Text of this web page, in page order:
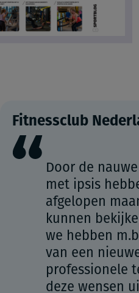
Fitnessclub
Door de
met ipsis
afgelopen
kunnen
we hebben
van een
professionele
deze wensen